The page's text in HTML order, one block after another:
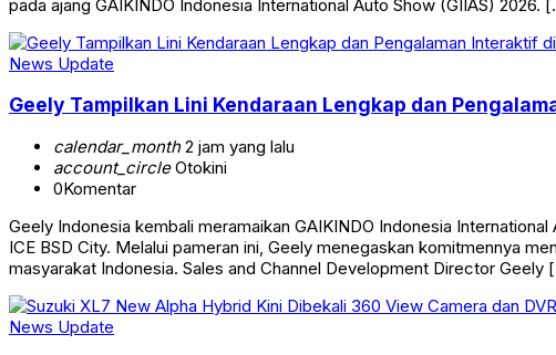
pada ajang GAIKINDO Indonesia International Auto Show (GIIAS) 2026.
News Update
Geely Tampilkan Lini Kendaraan Lengkap dan
calendar_month2 jam yang lalu
account_circleOtokini
0Komentar
Geely Indonesia kembali meramaikan GAIKINDO Indonesia
ICE BSD City. Melalui pameran ini, Geely menegaskan komitmennya
masyarakat Indonesia. Sales and Channel Development Director Geely
News Update